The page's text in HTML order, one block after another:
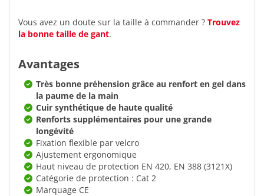
Vous avez un doute sur la taille à commander ? Trouvez
la bonne taille de gant.
Avantages
Très bonne préhension grâce au renfort en gel dans
la paume de la main
Cuir synthétique de haute qualité
Renforts supplémentaires pour une grande
longévité
Fixation flexible par velcro
Ajustement ergonomique
Haut niveau de protection EN 420, EN 388 (3121X)
Catégorie de protection : Cat 2
Marquage CE